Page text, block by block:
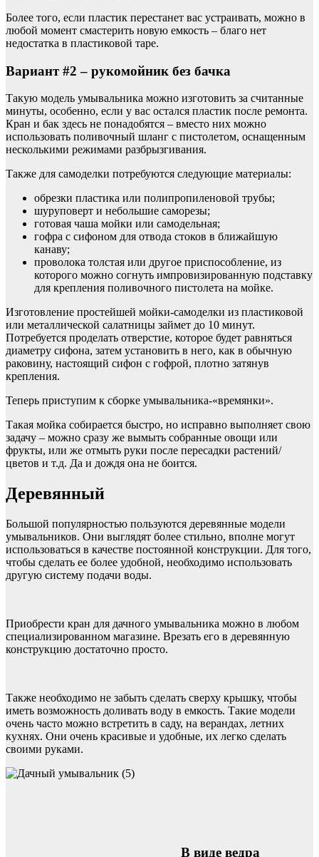
Более того, если пластик перестанет вас устраивать, можно в
любой момент смастерить новую емкость – благо нет
недостатка в пластиковой таре.
Вариант #2 – рукомойник без бачка
Такую модель умывальника можно изготовить за считанные
минуты, особенно, если у вас остался пластик после ремонта.
Кран и бак здесь не понадобятся – вместо них можно
использовать поливочный шланг с пистолетом, оснащенным
несколькими режимами разбрызгивания.
Также для самоделки потребуются следующие материалы:
обрезки пластика или полипропиленовой трубы;
шуруповерт и небольшие саморезы;
готовая чаша мойки или самодельная;
гофра с сифоном для отвода стоков в ближайшую
канаву;
проволока толстая или другое приспособление, из
которого можно согнуть импровизированную подставку
для крепления поливочного пистолета на мойке.
Изготовление простейшей мойки-самоделки из пластиковой
или металлической салатницы займет до 10 минут.
Потребуется проделать отверстие, которое будет равняться
диаметру сифона, затем установить в него, как в обычную
раковину, настоящий сифон с гофрой, плотно затянув
крепления.
Теперь приступим к сборке умывальника-«времянки».
Такая мойка собирается быстро, но исправно выполняет свою
задачу – можно сразу же вымыть собранные овощи или
фрукты, или же отмыть руки после пересадки растений/
цветов и т.д. Да и дождя она не боится.
Деревянный
Большой популярностью пользуются деревянные модели
умывальников. Они выглядят более стильно, вполне могут
использоваться в качестве постоянной конструкции. Для того,
чтобы сделать ее более удобной, необходимо использовать
другую систему подачи воды.
Приобрести кран для дачного умывальника можно в любом
специализированном магазине. Врезать его в деревянную
конструкцию достаточно просто.
Также необходимо не забыть сделать сверху крышку, чтобы
иметь возможность доливать воду в емкость. Такие модели
очень часто можно встретить в саду, на верандах, летних
кухнях. Они очень красивые и удобные, их легко сделать
своими руками.
В виде ведра